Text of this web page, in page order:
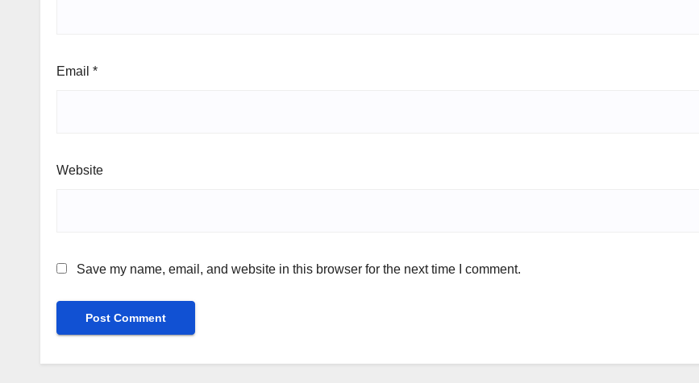
Email *
Website
Save my name, email, and website in this browser for the next time I comment.